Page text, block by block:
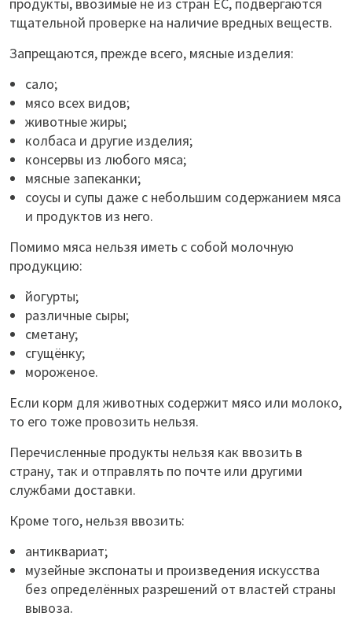
продукты, ввозимые не из стран ЕС, подвергаются
тщательной проверке на наличие вредных веществ.
Запрещаются, прежде всего, мясные изделия:
сало;
мясо всех видов;
животные жиры;
колбаса и другие изделия;
консервы из любого мяса;
мясные запеканки;
соусы и супы даже с небольшим содержанием мяса
и продуктов из него.
Помимо мяса нельзя иметь с собой молочную
продукцию:
йогурты;
различные сыры;
сметану;
сгущёнку;
мороженое.
Если корм для животных содержит мясо или молоко,
то его тоже провозить нельзя.
Перечисленные продукты нельзя как ввозить в
страну, так и отправлять по почте или другими
службами доставки.
Кроме того, нельзя ввозить:
антиквариат;
музейные экспонаты и произведения искусства
без определённых разрешений от властей страны
вывоза.